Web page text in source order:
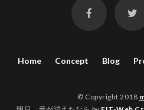
Home Concept Blog
© Copyright 2018